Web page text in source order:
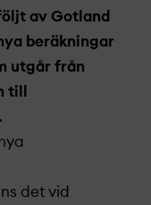
av Gotland
beräkningar
utgår från
till
det vid